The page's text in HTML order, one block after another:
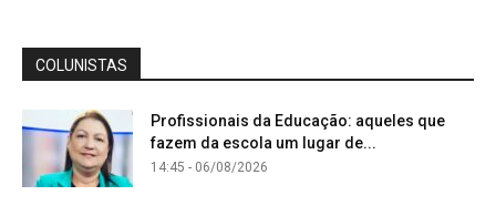
COLUNISTAS
Profissionais da Educação: aqueles que
fazem da escola um lugar de...
14:45 - 06/08/2026